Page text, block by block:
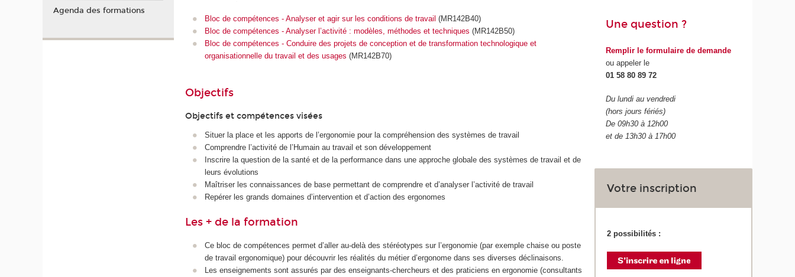
Bloc de compétences - Analyser et agir sur les conditions de travail (MR142B40)
Bloc de compétences - Analyser l’activité : modèles, méthodes et techniques (MR142B50)
Bloc de compétences - Conduire des projets de conception et de transformation technologique et
organisationnelle du travail et des usages (MR142B70)
Objectifs
Objectifs et compétences visées
Situer la place et les apports de l’ergonomie pour la compréhension des systèmes de travail
Comprendre l’activité de l’Humain au travail et son développement
Inscrire la question de la santé et de la performance dans une approche globale des systèmes de travail et de
leurs évolutions
Maîtriser les connaissances de base permettant de comprendre et d’analyser l’activité de travail
Repérer les grands domaines d’intervention et d’action des ergonomes
Les + de la formation
Ce bloc de compétences permet d’aller au-delà des stéréotypes sur l’ergonomie (par exemple chaise ou poste
de travail ergonomique) pour découvrir les réalités du métier d’ergonome dans ses diverses déclinaisons.
Les enseignements sont assurés par des enseignants-chercheurs et des praticiens en ergonomie (consultants
Une question ?
Remplir le formulaire de demande
ou appeler le
01 58 80 89 72
Du lundi au vendredi
(hors jours fériés)
De 09h30 à 12h00
et de 13h30 à 17h00
Votre inscription
2 possibilités :
Agenda des formations